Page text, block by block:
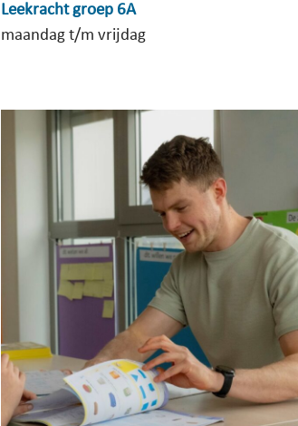
Leekracht groep 6A
maandag t/m vrijdag